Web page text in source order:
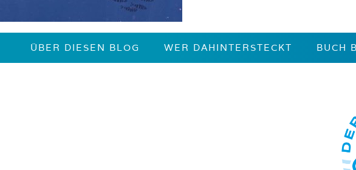
ÜBER DIESEN BLOG WER DAHINTERSTECKT BUCH